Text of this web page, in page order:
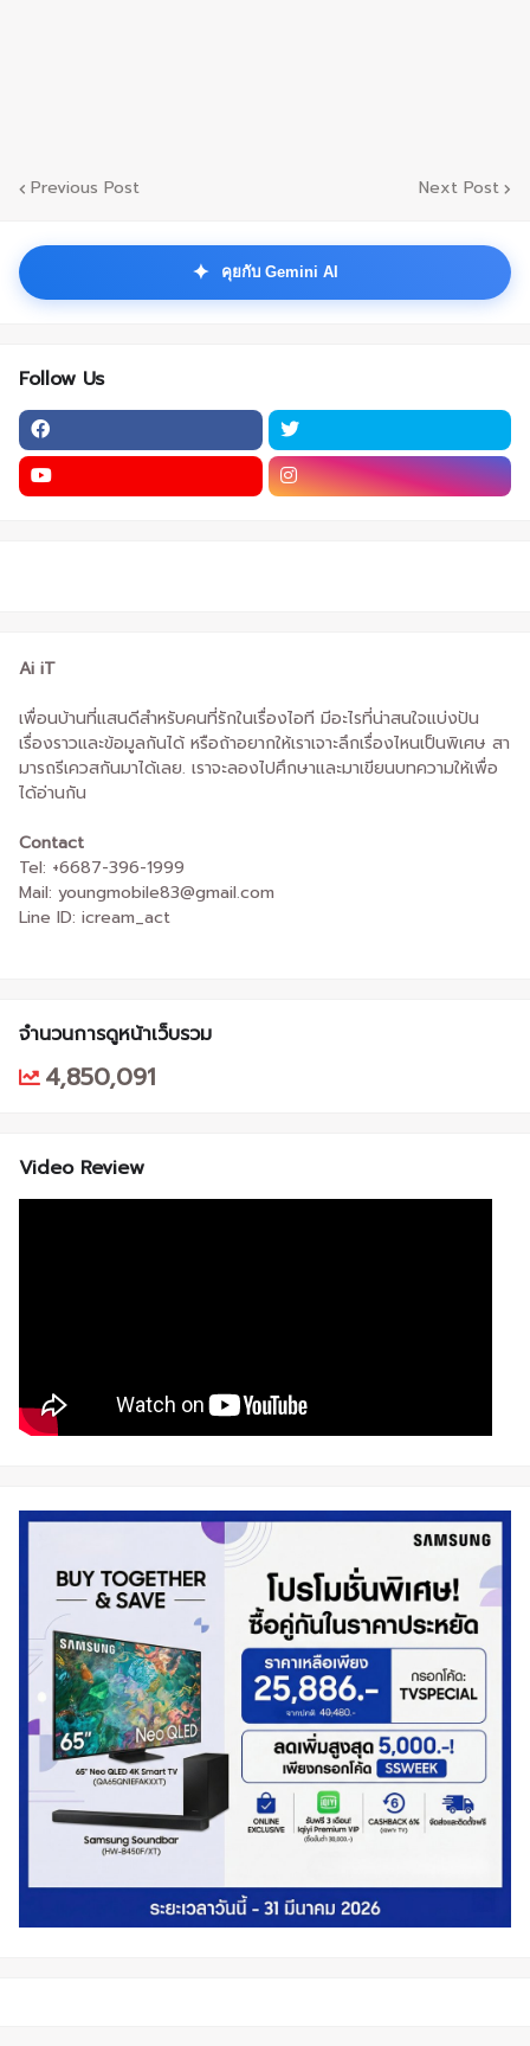
Previous Post Next Post
✦ คุยกับ Gemini AI
Follow Us
Ai iT
เพื่อนบ้านที่แสนดีสำหรับคนที่รักในเรื่องไอที มีอะไรที่น่าสนใจแบ่งปัน
เรื่องราวและข้อมูลกันได้ หรือถ้าอยากให้เราเจาะลึกเรื่องไหนเป็นพิเศษ สา
มารถรีเควสกันมาได้เลย. เราจะลองไปศึกษาและมาเขียนบทความให้เพื่อ
ได้อ่านกัน
Contact
Tel: +6687-396-1999
Mail: youngmobile83@gmail.com
Line ID: icream_act
จำนวนการดูหน้าเว็บรวม
4,850,091
Video Review